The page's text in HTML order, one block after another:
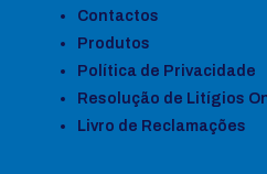
Contactos
Produtos
Política de Privacidade
Resolução de Litígios
Livro de Reclamações